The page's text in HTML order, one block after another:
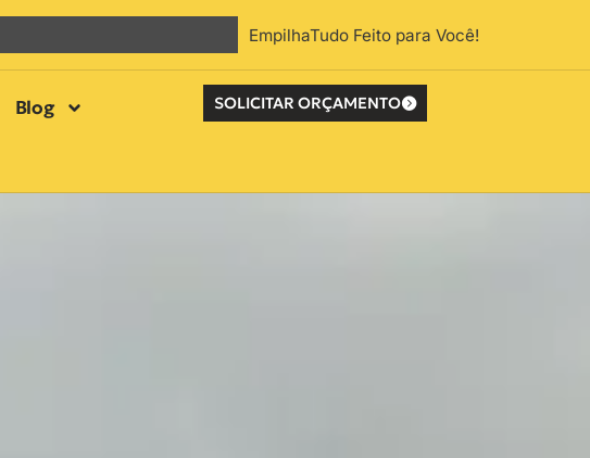
EmpilhaTudo Feito para Você!
Blog
SOLICITAR ORÇAMENTO